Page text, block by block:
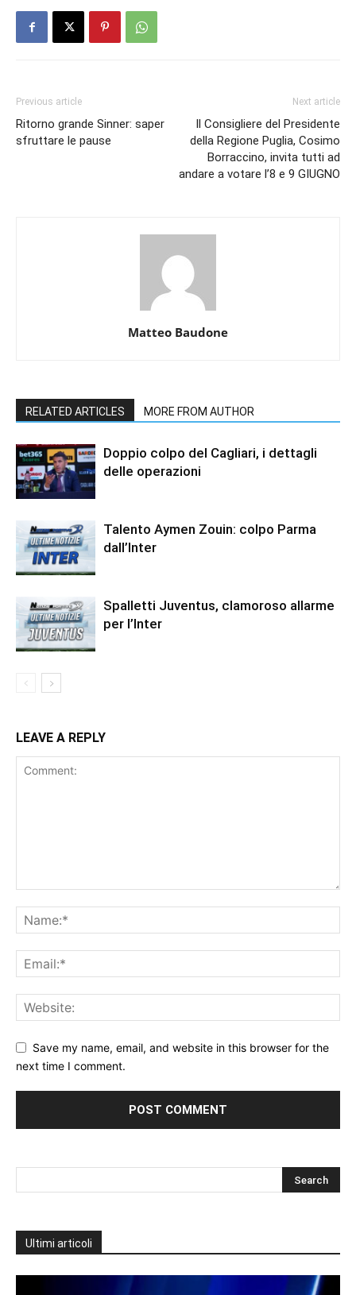
Previous article
Ritorno grande Sinner: saper
sfruttare le pause
Next article
Il Consigliere del Presidente
della Regione Puglia, Cosimo
Borraccino, invita tutti ad
andare a votare l’8 e 9 GIUGNO
Matteo Baudone
RELATED ARTICLES MORE FROM AUTHOR
Doppio colpo del Cagliari, i dettagli
delle operazioni
Talento Aymen Zouin: colpo Parma
dall’Inter
Spalletti Juventus, clamoroso allarme
per l’Inter
LEAVE A REPLY
Save my name, email, and website in this browser for the
next time I comment.
Ultimi articoli